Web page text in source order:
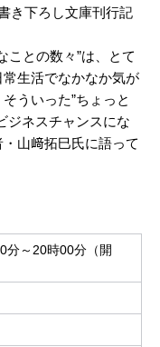
き下ろし文庫刊行記
ことの数々”は、とて
生活でなかなか気が
ういった”ちょっと
ジネスチャンスにな
山﨑拓巳氏に語って
分～20時00分（開